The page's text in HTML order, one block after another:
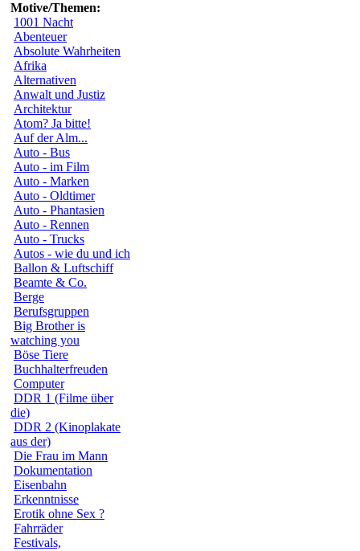
Motive/Themen:
1001 Nacht
Abenteuer
Absolute Wahrheiten
Afrika
Alternativen
Anwalt und Justiz
Architektur
Atom? Ja bitte!
Auf der Alm...
Auto - Bus
Auto - im Film
Auto - Marken
Auto - Oldtimer
Auto - Phantasien
Auto - Rennen
Auto - Trucks
Autos - wie du und ich
Ballon & Luftschiff
Beamte & Co.
Berge
Berufsgruppen
Big Brother is
watching you
Böse Tiere
Buchhalterfreuden
Computer
DDR 1 (Filme über
die)
DDR 2 (Kinoplakate
aus der)
Die Frau im Mann
Dokumentation
Eisenbahn
Erkenntnisse
Erotik ohne Sex ?
Fahrräder
Festivals,